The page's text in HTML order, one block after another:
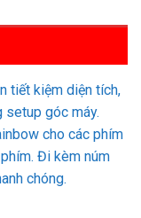
tiết kiệm diện tích,
setup góc máy.
cho các phím
Đi kèm núm
chóng.